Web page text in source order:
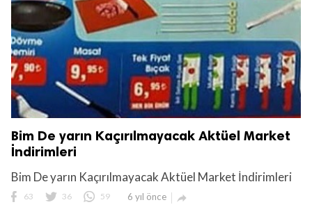
Bim De yarın Kaçırılmayacak Aktüel Market
İndirimleri
Bim De yarın Kaçırılmayacak Aktüel Market İndirimleri
63 36 59 6 yıl önce 